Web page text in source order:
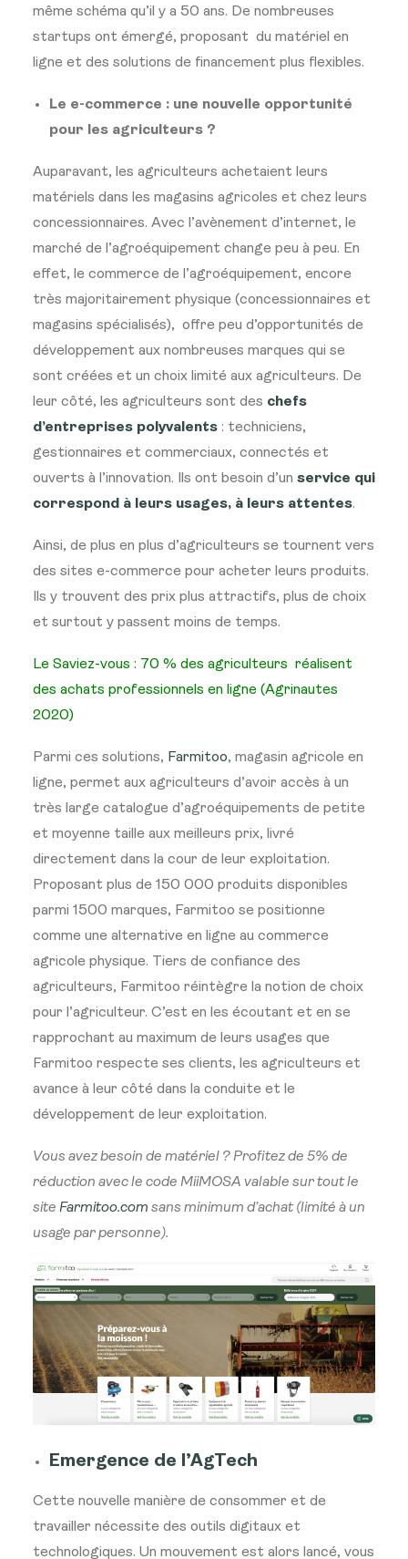
même schéma qu’il y a 50 ans. De nombreuses
startups ont émergé, proposant du matériel en
ligne et des solutions de financement plus flexibles.
Le e-commerce : une nouvelle opportunité
pour les agriculteurs ?
Auparavant, les agriculteurs achetaient leurs
matériels dans les magasins agricoles et chez leurs
concessionnaires. Avec l’avènement d’internet, le
marché de l’agroéquipement change peu à peu. En
effet, le commerce de l’agroéquipement, encore
très majoritairement physique (concessionnaires et
magasins spécialisés), offre peu d’opportunités de
développement aux nombreuses marques qui se
sont créées et un choix limité aux agriculteurs. De
leur côté, les agriculteurs sont des chefs
d’entreprises polyvalents : techniciens,
gestionnaires et commerciaux, connectés et
ouverts à l’innovation. Ils ont besoin d’un service qui
correspond à leurs usages, à leurs attentes.
Ainsi, de plus en plus d’agriculteurs se tournent vers
des sites e-commerce pour acheter leurs produits.
Ils y trouvent des prix plus attractifs, plus de choix
et surtout y passent moins de temps.
Le Saviez-vous : 70 % des agriculteurs réalisent
des achats professionnels en ligne (Agrinautes
2020)
Parmi ces solutions, Farmitoo, magasin agricole en
ligne, permet aux agriculteurs d’avoir accès à un
très large catalogue d’agroéquipements de petite
et moyenne taille aux meilleurs prix, livré
directement dans la cour de leur exploitation.
Proposant plus de 150 000 produits disponibles
parmi 1500 marques, Farmitoo se positionne
comme une alternative en ligne au commerce
agricole physique. Tiers de confiance des
agriculteurs, Farmitoo réintègre la notion de choix
pour l’agriculteur. C’est en les écoutant et en se
rapprochant au maximum de leurs usages que
Farmitoo respecte ses clients, les agriculteurs et
avance à leur côté dans la conduite et le
développement de leur exploitation.
Vous avez besoin de matériel ? Profitez de 5% de
réduction avec le code MiiMOSA valable sur tout le
site Farmitoo.com sans minimum d’achat (limité à un
usage par personne).
Emergence de l’AgTech
Cette nouvelle manière de consommer et de
travailler nécessite des outils digitaux et
technologiques. Un mouvement est alors lancé, vous